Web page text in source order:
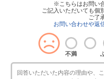
※こちらはお問い
ご記入いただいても個
ご了
お問い合わせや返
不満